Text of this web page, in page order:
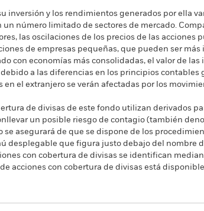
inversión y los rendimientos generados por ella
número limitado de sectores de mercado.
las oscilaciones de los precios de las acciones
de empresas pequeñas, que pueden ser
con economías más consolidadas, el valor de
a las diferencias en los principios
el extranjero se verán afectadas por los
de divisas de este fondo utilizan derivados
un posible riesgo de contagio (también
se asegurará de que se dispone de los
desplegable que figura justo debajo del nombre
con cobertura de divisas se identifican
acciones con cobertura de divisas está